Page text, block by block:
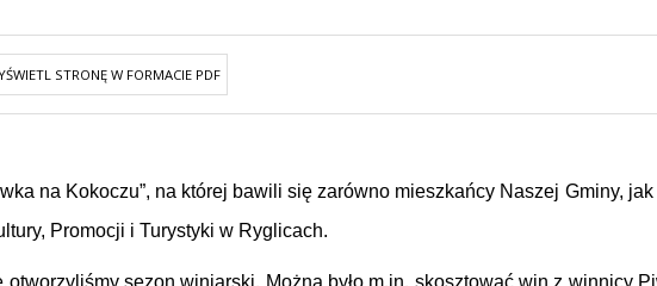
STRONĘ W FORMACIE PDF
na Kokoczu”, na której bawili się zarówno mieszkańcy Naszej Gminy,
Promocji i Turystyki w Ryglicach.
sezon winiarski. Można było m.in. skosztować win z winnicy